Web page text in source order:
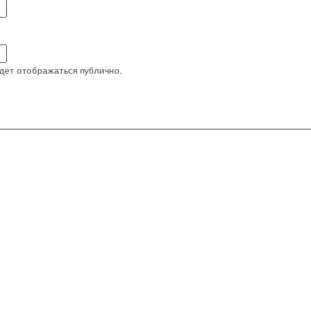
отображаться публично.